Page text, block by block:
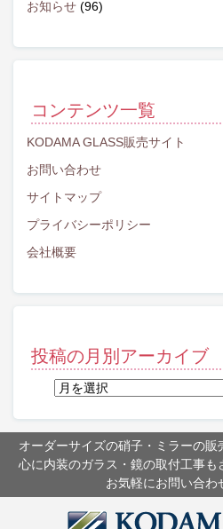
お知らせ (96)
コンテンツ一覧
KODAMA GLASS販売サイト
お問い合わせ
サイトマップ
プライバシーポリシー
会社概要
投稿の月別アーカイブ
月
別
ー
オーダーサイズの硝子・ミラーの
心に内装のガラス・鏡の取付工事も
お気軽にお問い合わ